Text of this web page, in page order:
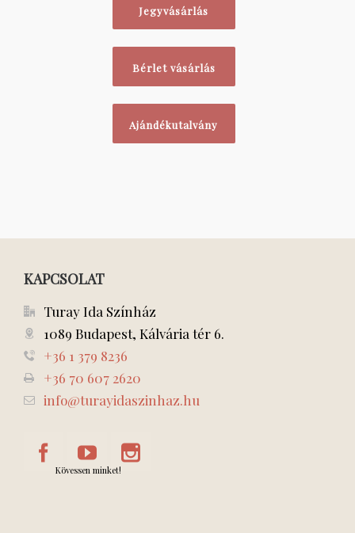
Jegyvásárlás
Bérlet vásárlás
Ajándékutalvány
KAPCSOLAT
Turay Ida Színház
1089 Budapest, Kálvária tér 6.
+36 1 379 8236
+36 70 607 2620
info@turayidaszinhaz.hu
Kövessen minket!